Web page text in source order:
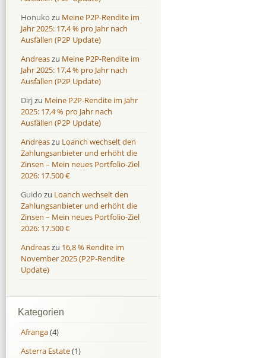
Honuko zu Meine P2P-Rendite im
Jahr 2025: 17,4 % pro Jahr nach
Ausfällen (P2P Update)
Andreaszu Meine P2P-Rendite im
Jahr 2025: 17,4 % pro Jahr nach
Ausfällen (P2P Update)
Dirjzu Meine P2P-Rendite im Jahr
2025: 17,4 % pro Jahr nach
Ausfällen (P2P Update)
Andreaszu Loanch wechselt den
Zahlungsanbieter und erhöht die
Zinsen – Mein neues Portfolio-Ziel
2026: 17.500 €
Guido zu Loanch wechselt den
Zahlungsanbieter und erhöht die
Zinsen – Mein neues Portfolio-Ziel
2026: 17.500 €
Andreaszu 16,8 % Rendite im
November 2025 (P2P-Rendite
Update)
Kategorien
Afranga(4)
Asterra Estate(1)